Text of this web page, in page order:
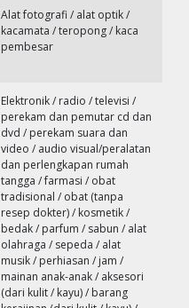
Alat fotografi / alat optik /
kacamata / teropong / kaca
pembesar
Elektronik / radio / televisi /
perekam dan pemutar cd dan
dvd / perekam suara dan
video / audio visual/peralatan
dan perlengkapan rumah
tangga / farmasi / obat
tradisional / obat (tanpa
resep dokter) / kosmetik /
bedak / parfum / sabun / alat
olahraga / sepeda / alat
musik / perhiasan / jam /
mainan anak-anak / aksesori
(dari kulit / kayu) / barang